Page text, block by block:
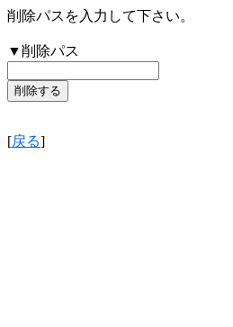
削除パスを入力して下さい。
▼削除パス
[戻る]